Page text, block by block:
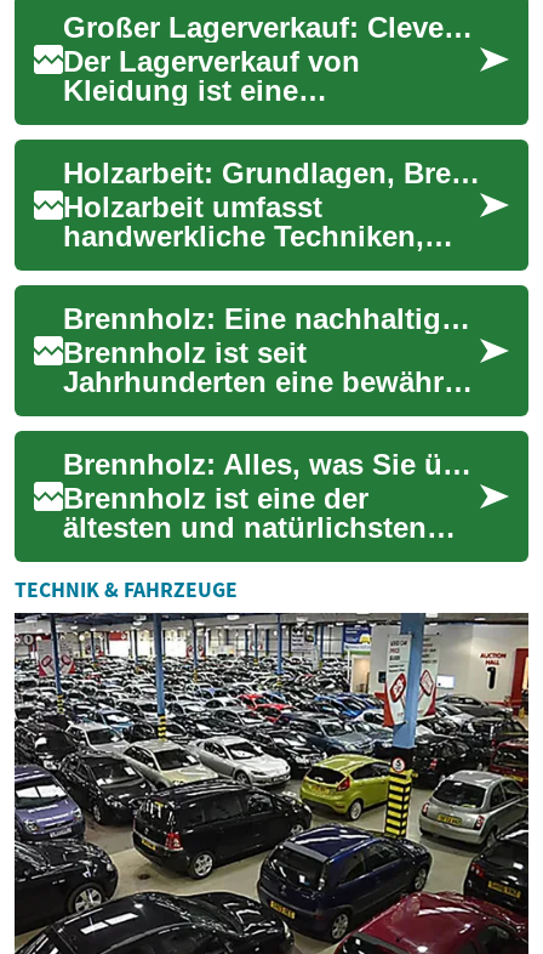
Großer Lagerverkauf: Clever shoppen und Top-Mode zum Schnäppchenpreis sichern
Der Lagerverkauf von
Kleidung ist eine
ausgezeichnete Möglichkeit,
hochwertige Mode zu stark
reduzierten Preisen zu e...
Holzarbeit: Grundlagen, Brennholz und Einsatzmöglichkeiten
Holzarbeit umfasst
handwerkliche Techniken,
Materialkunde und sinnvolle
Nutzung von Holz in Haushalt
und Bau. Dieser ...
Brennholz: Eine nachhaltige Heizquelle aus dem Wald
Brennholz ist seit
Jahrhunderten eine bewährte
Energiequelle zum Heizen
und Kochen. Als
nachwachsender Rohstoff
aus d...
Brennholz: Alles, was Sie über Heizen mit Holz wissen müssen
Brennholz ist eine der
ältesten und natürlichsten
Heizmethoden, die auch
heute noch weit verbreitet ist.
Ob als Haupt...
TECHNIK & FAHRZEUGE